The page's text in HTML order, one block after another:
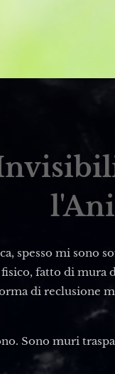
spesso mi sono
fatto di mura
di reclusione
Sono muri